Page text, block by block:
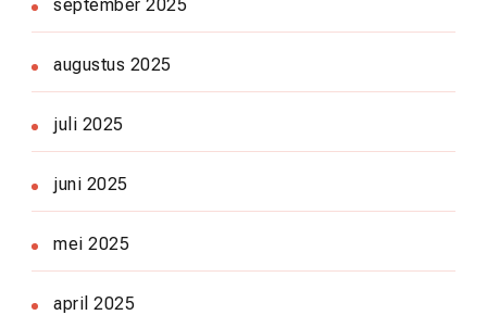
september 2025
augustus 2025
juli 2025
juni 2025
mei 2025
april 2025